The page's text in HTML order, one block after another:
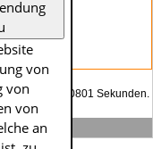
genau 0.00801 Sekunden.
von
von
von
an